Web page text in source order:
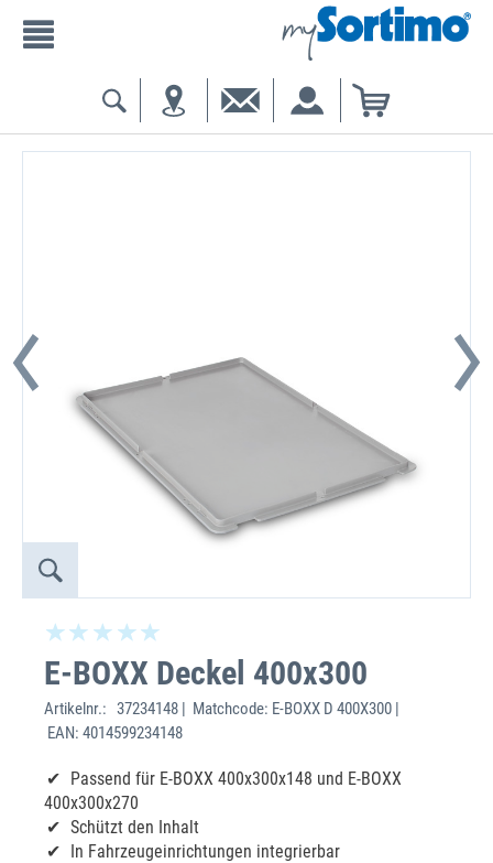
E-BOXX Deckel 400x300
Artikelnr.: 37234148 | Matchcode: E-BOXX D 400X300 |
EAN: 4014599234148
Passend für E-BOXX 400x300x148 und E-BOXX
400x300x270
Schützt den Inhalt
In Fahrzeugeinrichtungen integrierbar